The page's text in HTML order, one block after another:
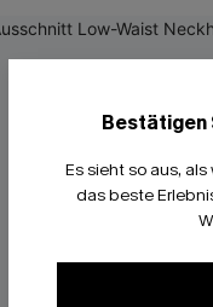
Bestätigen
Es sieht so aus, als
das beste